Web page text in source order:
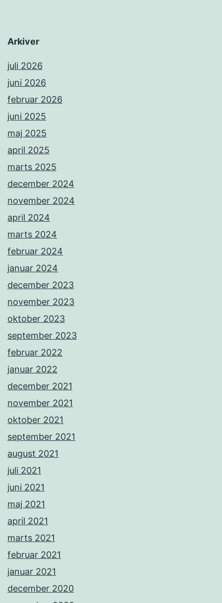
Arkiver
juli 2026
juni 2026
februar 2026
juni 2025
maj 2025
april 2025
marts 2025
december 2024
november 2024
april 2024
marts 2024
februar 2024
januar 2024
december 2023
november 2023
oktober 2023
september 2023
februar 2022
januar 2022
december 2021
november 2021
oktober 2021
september 2021
august 2021
juli 2021
juni 2021
maj 2021
april 2021
marts 2021
februar 2021
januar 2021
december 2020